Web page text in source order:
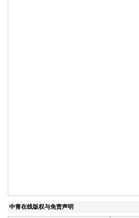
中青在线版权与免责声明